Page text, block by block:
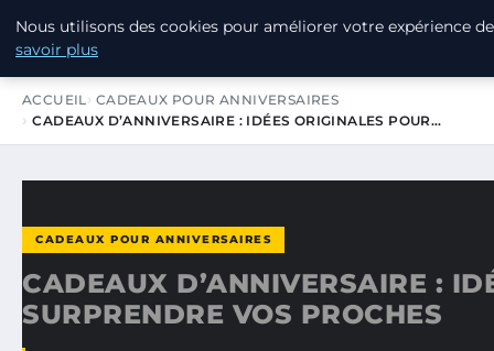
SWISSTALES
ACCUEIL CADEAUX POUR ANNIVERSAIRES
CADEAUX D’ANNIVERSAIRE : IDÉES ORIGINALES POUR…
CADEAUX POUR ANNIVERSAIRES
CADEAUX D’ANNIVERSAIRE :
SURPRENDRE VOS PROCHES
Nous utilisons des cookies pour améliorer votre expérience
savoir plus